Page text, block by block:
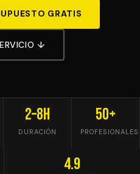
GRATIS
↓
2–8h
DURACIÓN
50+
PROFESIONALES
4.9